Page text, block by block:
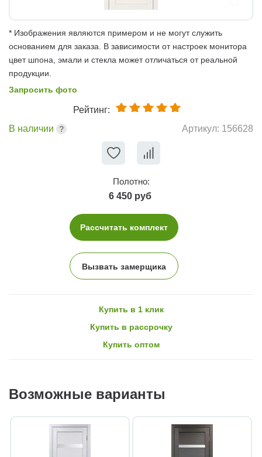
* Изображения являются примером и не могут служить
основанием для заказа. В зависимости от настроек монитора
цвет шпона, эмали и стекла может отличаться от реальной
продукции.
Запросить фото
Рейтинг:
В наличии
Артикул: 156628
Полотно:
6 450 руб
Рассчитать комплект
Вызвать замерщика
Купить в 1 клик
Купить в рассрочку
Купить оптом
Возможные варианты